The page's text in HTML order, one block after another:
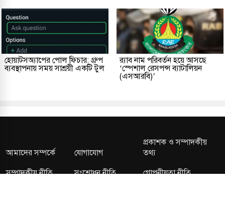
হোয়াটসঅ্যাপের পোল ফিচার: গ্রুপ
ব্যবস্থাপনায় সময় সাশ্রয়ী একটি টুল
র‌্যাব নাম পরিবর্তন হয়ে আসছে
‘স্পেশাল রেসপন্স ব্যাটালিয়ন
(এসআরবি)’
আমাদের সম্পর্কে যোগাযোগ
প্রকাশক ও সম্পাদকীয়
তথ্য
সম্পাদকীয় নীতি
সংশোধন নীতি গোপনীয়তা নীতি